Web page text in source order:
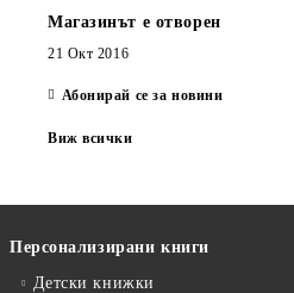
Магазинът е отворен
21 Окт 2016
Абонирай се за новини
Виж всички
Персонализирани книги
Детски книжки